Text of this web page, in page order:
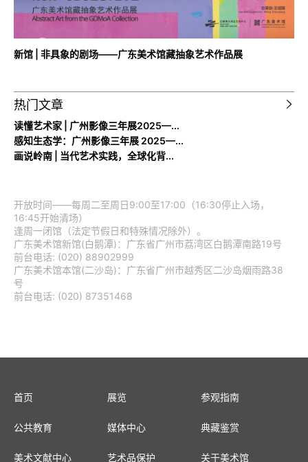
新馆 | 非具象的剧场——广东美术馆藏抽象艺术作品展
热门文章
读懂艺术家 | 广州影像三年展2025—...
感知生态学：广州影像三年展 2025—...
画说岭南 | 当代艺术实践，全球化背...
开放时间——每周二至周日9:00至17:00（16:30停止入场，
16:45开始清场）
逢周一闭馆（法定节假日和特殊情况除外）。
广东美术馆新馆(白鹅潭)：广东省广州市荔湾区白鹅潭南路19号
前台电话: (020) 88902999
广东美术馆本馆(二沙岛)：广东省广州市越秀区二沙岛烟雨路38
号
前台电话: (020) 87351468
首页 展览 参观指南
公共教育 媒体中心 典藏鉴赏
美术文献中心 艺术品保护 关于美术馆